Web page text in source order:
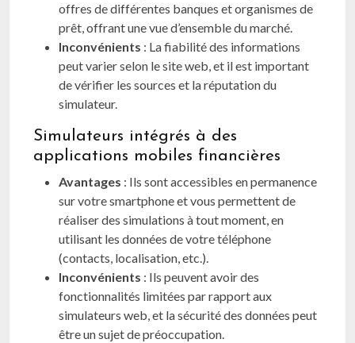
offres de différentes banques et organismes de
prêt, offrant une vue d’ensemble du marché.
Inconvénients : La fiabilité des informations
peut varier selon le site web, et il est important
de vérifier les sources et la réputation du
simulateur.
Simulateurs intégrés à des
applications mobiles financières
Avantages : Ils sont accessibles en permanence
sur votre smartphone et vous permettent de
réaliser des simulations à tout moment, en
utilisant les données de votre téléphone
(contacts, localisation, etc.).
Inconvénients : Ils peuvent avoir des
fonctionnalités limitées par rapport aux
simulateurs web, et la sécurité des données peut
être un sujet de préoccupation.